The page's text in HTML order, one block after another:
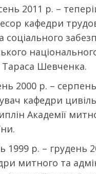
2011 р. –
кафедри
соціального
Тараса Шевченка.
2000 р. –
кафедри
Академії
1999 р. – грудень
митного та